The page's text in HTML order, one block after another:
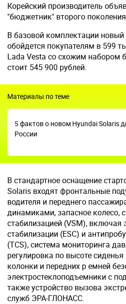
Корейский производитель
"бюджетник" второго
В базовой комплектации
обойдется покупателям в 599
Lada Vesta со схожим набором
стоит 545 900 рублей.
Материалы по теме
5 фактов о новом Hyundai Solaris
России
В стандартное оснащение
Solaris входят фронтальные
водителя и переднего
динамиками, запасное колесо,
стабилизацией (VSM), включая
стабилизации (ESC) и
(TCS), система мониторинга
регулировка по высоте сиденья
колонки и передних р емней
электростеклоподъемники с
также устройство вызова
служб ЭРА-ГЛОНАСС.